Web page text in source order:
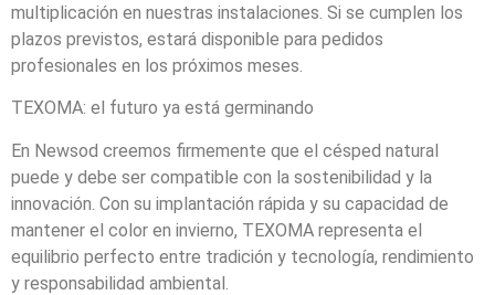
multiplicación en nuestras instalaciones. Si se cumplen los
plazos previstos, estará disponible para pedidos
profesionales en los próximos meses.
TEXOMA: el futuro ya está germinando
En Newsod creemos firmemente que el césped natural
puede y debe ser compatible con la sostenibilidad y la
innovación. Con su implantación rápida y su capacidad de
mantener el color en invierno, TEXOMA representa el
equilibrio perfecto entre tradición y tecnología, rendimiento
y responsabilidad ambiental.